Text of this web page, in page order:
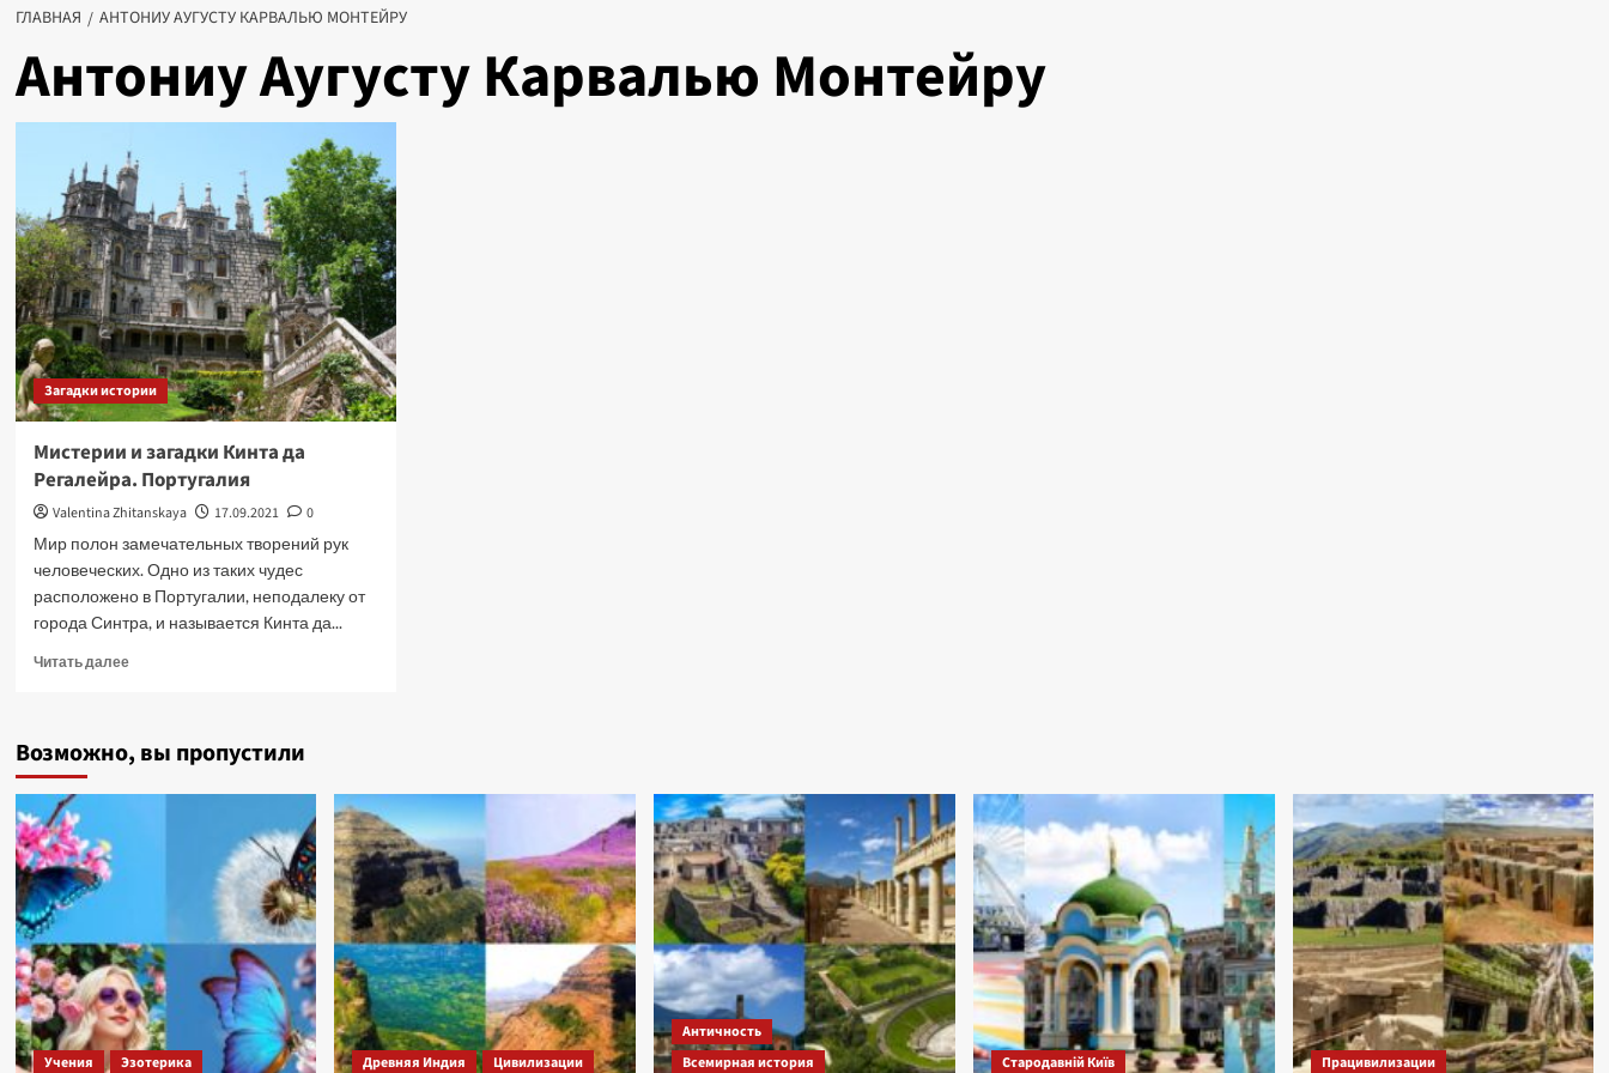
ГЛАВНАЯ АНТОНИУ АУГУСТУ КАРВАЛЬЮ МОНТЕЙРУ
Антониу Аугусту Карвалью Монтейру
Загадки истории
Мистерии и загадки Кинта да
Регалейра. Португалия
Valentina Zhitanskaya 17.09.2021
0
Мир полон замечательных творений рук
человеческих. Одно из таких чудес
расположено в Португалии, неподалеку от
города Синтра, и называется Кинта да...
Читать далееПрочитать
и
Кинта
Возможно, вы пропустили
Учения Эзотерика Древняя Индия Цивилизации
Античность
Всемирная история
Стародавній Київ Працивилизации